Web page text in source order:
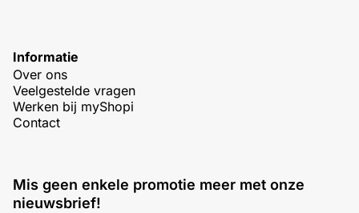
Informatie
Over ons
Veelgestelde vragen
Werken bij myShopi
Contact
Mis geen enkele promotie meer met onze
nieuwsbrief!